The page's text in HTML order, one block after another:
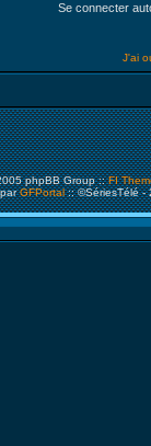
Se connecter
J'ai
phpBB Group ::FI
parGFPortal:: ©SériesTélé -